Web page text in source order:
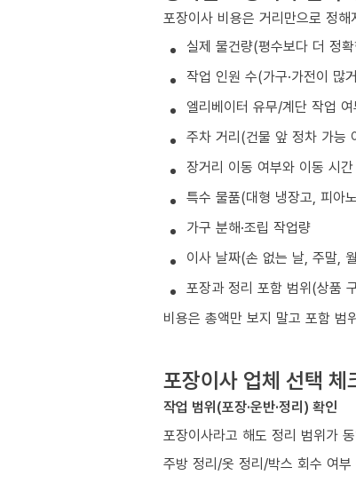
포장이사 비용은 거리만으로 정
실제 물건량(평수보다 더 정
작업 인원 수(가구·가전이 많
엘리베이터 유무/계단 작업
주차 거리(건물 앞 정차 가능
장거리 이동 여부와 이동 시간
특수 물품(대형 냉장고, 피아
가구 분해·조립 작업량
이사 날짜(손 없는 날, 주말,
포장과 정리 포함 범위(상품
비용은 총액만 보지 말고 포함 범
포장이사 업체 선택 체
작업 범위(포장·운반·정리) 확인
포장이사라고 해도 정리 범위가
주방 정리/옷 정리/박스 회수 여